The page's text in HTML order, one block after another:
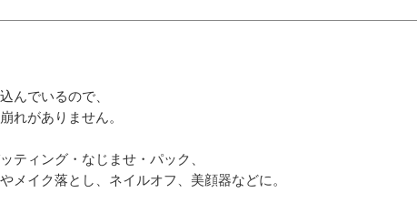
んでいるので、
れがありません。
ティング・なじませ・パック、
メイク落とし、ネイルオフ、美顔器などに。